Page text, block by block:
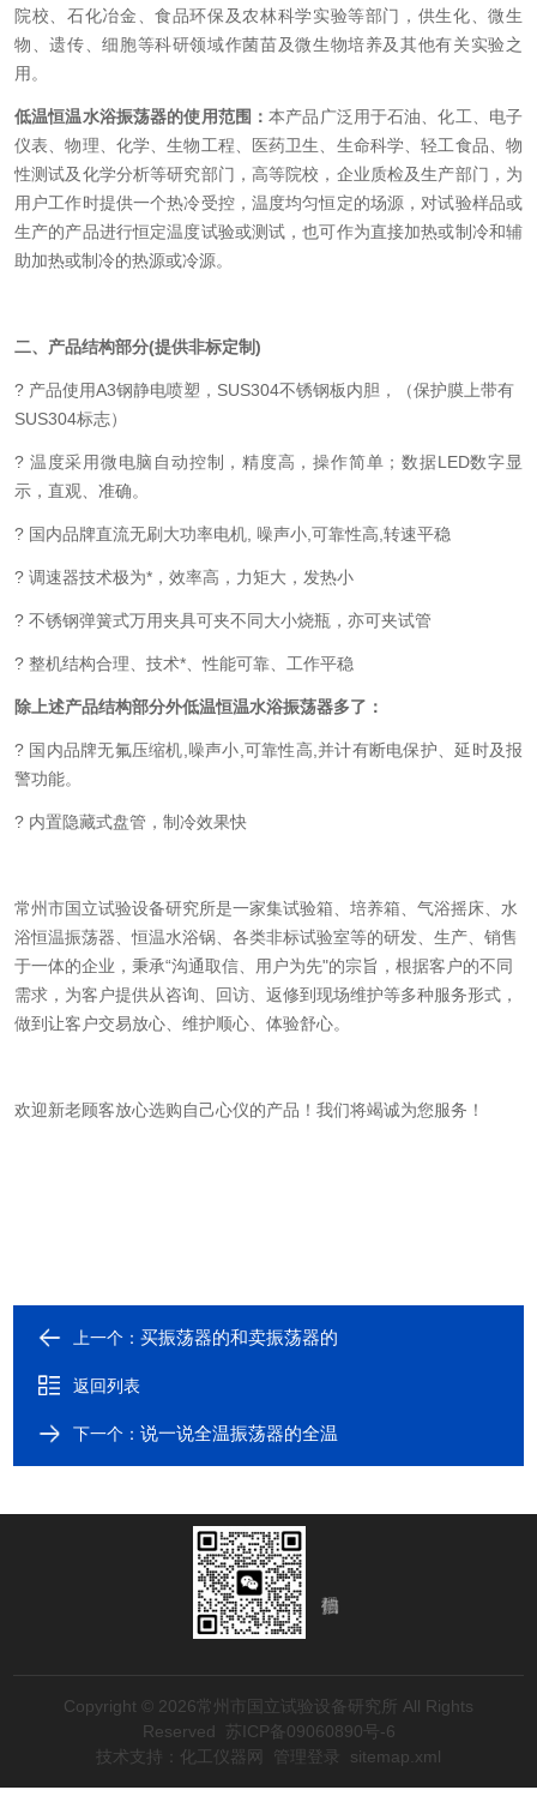
院校、石化冶金、食品环保及农林科学实验等部门，供生化、微生
物、遗传、细胞等科研领域作菌苗及微生物培养及其他有关实验之
用。
低温恒温水浴振荡器的使用范围 ：本产品广泛用于石油、化工、电子
仪表、物理、化学、生物工程、医药卫生、生命科学、轻工食品、物
性测试及化学分析等研究部门，高等院校，企业质检及生产部门，为
用户工作时提供一个热冷受控，温度均匀恒定的场源，对试验样品或
生产的产品进行恒定温度试验或测试，也可作为直接加热或制冷和辅
助加热或制冷的热源或冷源。
二、产品结构部分(提供非标定制)
? 产品使用A3钢静电喷塑， SUS304不锈钢板内胆，
（保护膜上带有
SUS304标志）
? 温度采用微电脑自动控制，精度高，操作简单；数据LED数字显
示，直观、准确。
? 国内品牌直流无刷大功率电机, 噪声小,可靠性高,转速平稳
? 调速器技术极为*，效率高，力矩大，发热小
? 不锈钢弹簧式万用夹具可夹不同大小烧瓶，亦可夹试管
? 整机结构合理、技术*、性能可靠、工作平稳
除上述产品结构部分外低温恒温水浴振荡器多了 ：
? 国内品牌无氟压缩机,噪声小,可靠性高,并计有断电保护、延时及报
警功能。
? 内置隐藏式盘管，制冷效果快
常州市国立试验设备研究所是一家集试验箱、培养箱、气浴摇床
水
浴恒温振荡器 、恒温水浴锅、各类非标试验室等的研发、生产、销售
于一体的企业，秉承“沟通取信、用户为先"的宗旨，根据客户的不同
需求，为客户提供从咨询、回访、返修到现场维护等多种服务形式，
做到让客户交易放心、维护顺心、体验舒心。
欢迎新老顾客放心选购自己心仪的产品！我们将竭诚为您服务！
上一个：买振荡器的和卖振荡器的
返回列表
下一个：说一说全温振荡器的全温
Copyright © 2026常州市国立试验设备研究所 All Rights
Reserved 苏ICP备09060890号-6
技术支持： 化工仪器网 管理登录 sitemap.xml